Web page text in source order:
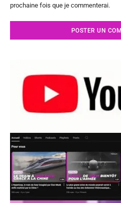
prochaine fois que je commenterai.